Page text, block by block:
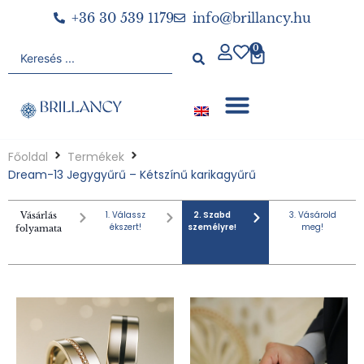
+36 30 539 1179 info@brillancy.hu
0
Főoldal
Termékek
Dream-13 Jegygyűrű – Kétszínű karikagyűrű
Vásárlás
folyamata
1. Válassz
ékszert!
2. Szabd
személyre!
3. Vásárold
meg!